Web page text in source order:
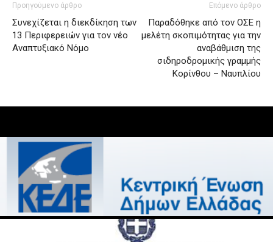
Προηγούμενο άρθρο
Συνεχίζεται η διεκδίκηση των
13 Περιφερειών για τον νέο
Αναπτυξιακό Νόμο
Επόμενο άρθρο
Παραδόθηκε από τον ΟΣΕ η
μελέτη σκοπιμότητας για την
αναβάθμιση της
σιδηροδρομικής γραμμής
Κορίνθου – Ναυπλίου